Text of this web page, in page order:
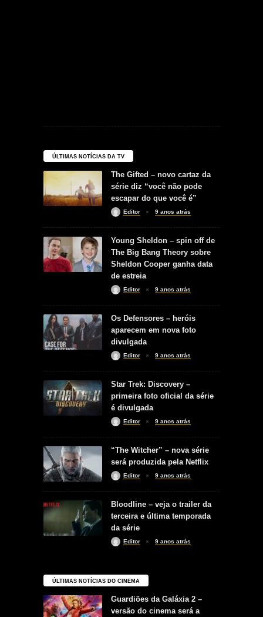
ÚLTIMAS NOTÍCIAS DA TV
The Gifted – novo cartaz da
série diz “você não pode
escapar do que você é”
Editor 9 anos atrás
Young Sheldon – spin off de
The Big Bang Theory sobre
Sheldon Cooper ganha data
de estreia
Editor 9 anos atrás
Os Defensores – heróis
aparecem em nova foto
divulgada
Editor 9 anos atrás
Star Trek: Discovery –
primeira foto oficial da série
é divulgada
Editor 9 anos atrás
“The Witcher” – nova série
será produzida pela Netflix
Editor 9 anos atrás
Bloodline – veja o trailer da
terceira e última temporada
da série
Editor 9 anos atrás
ÚLTIMAS NOTÍCIAS DO CINEMA
Guardiões da Galáxia 2 –
versão do cinema será a